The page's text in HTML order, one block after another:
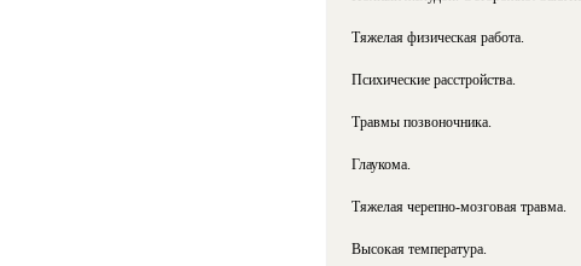
Тяжелая физическая работа.
Психические расстройства.
Травмы позвоночника.
Глаукома.
Тяжелая черепно-мозговая травма.
Высокая температура.